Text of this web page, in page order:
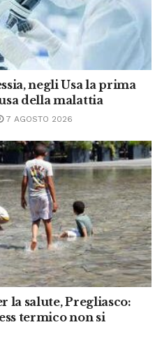
negli Usa la prima
della malattia
7 AGOSTO 2026
la salute, Pregliasco:
termico non si